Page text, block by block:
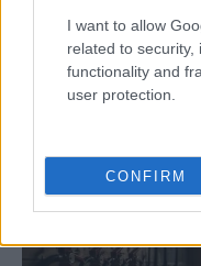
I want to allow
related to security,
functionality and
user protection.
CONFIRM
Rutina diaria y
consejos para
Optimiza el descanso
SALUD Y BIENESTAR